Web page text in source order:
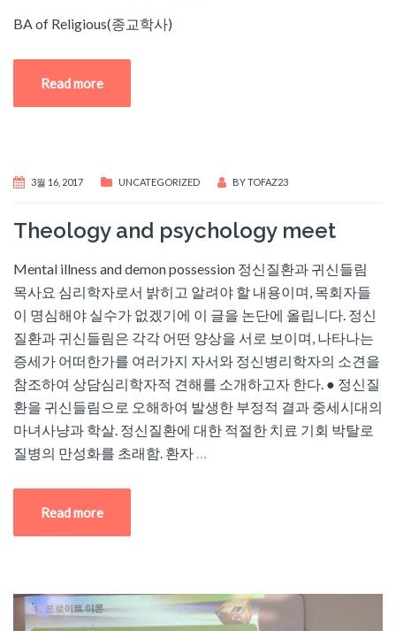
BA of Religious(종교학사)
Read more
3월 16, 2017 UNCATEGORIZED BYTOFAZ23
Theology and psychology meet
Mental illness and demon possession 정신질환과 귀신들림
목사요 심리학자로서 밝히고 알려야 할 내용이며, 목회자들
이 명심해야 실수가 없겠기에 이 글을 논단에 올립니다. 정신
질환과 귀신들림은 각각 어떤 양상을 서로 보이며, 나타나는
증세가 어떠한가를 여러가지 자서와 정신병리학자의 소견을
참조하여 상담심리학자적 견해를 소개하고자 한다. ● 정신질
환을 귀신들림으로 오해하여 발생한 부정적 결과 중세시대의
마녀사냥과 학살. 정신질환에 대한 적절한 치료 기회 박탈로
질병의 만성화를 초래함. 환자 …
Read more